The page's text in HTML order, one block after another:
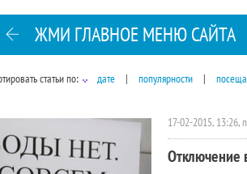
ЖМИ ГЛАВНОЕ МЕНЮ САЙТА
статьи по: дате | популярности |
17-02-2015, 13:26,
Отключение